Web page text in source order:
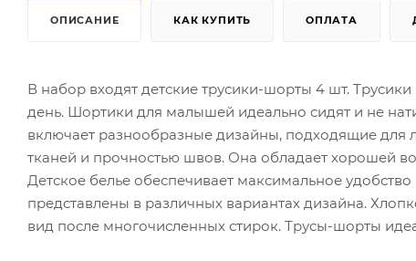
ОПИСАНИЕ КАК КУПИТЬ ОПЛАТА
В набор входят детские трусики-шорты 4 шт.
день. Шортики для малышей идеально сидят и не
включает разнообразные дизайны, подходящие для
тканей и прочностью швов. Она обладает хорошей
Детское белье обеспечивает максимальное
представлены в различных вариантах дизайна.
вид после многочисленных стирок. Трусы-шорты